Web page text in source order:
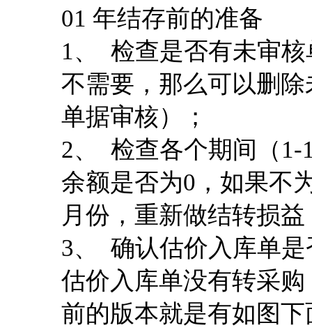
01 年结存前的准备
1、 检查是否有未审
不需要，那么可以删
单据审核）；
2、 检查各个期间（1-
余额是否为0，如果不
月份，重新做结转损益
3、 确认估价入库单
估价入库单没有转采
前的版本就是有如图